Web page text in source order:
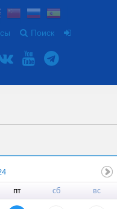
Поиск
пт сб вс